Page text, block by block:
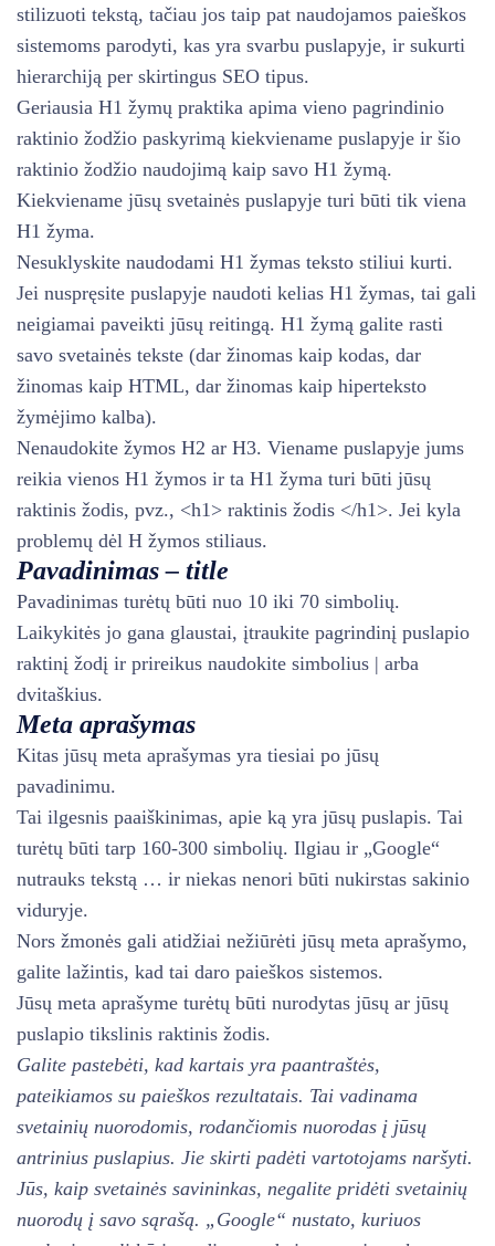
stilizuoti tekstą, tačiau jos taip pat naudojamos paieškos
sistemoms parodyti, kas yra svarbu puslapyje, ir sukurti
hierarchiją per skirtingus SEO tipus.
Geriausia H1 žymų praktika apima vieno pagrindinio
raktinio žodžio paskyrimą kiekviename puslapyje ir šio
raktinio žodžio naudojimą kaip savo H1 žymą.
Kiekviename jūsų svetainės puslapyje turi būti tik viena
H1 žyma.
Nesuklyskite naudodami H1 žymas teksto stiliui kurti.
Jei nuspręsite puslapyje naudoti kelias H1 žymas, tai gali
neigiamai paveikti jūsų reitingą. H1 žymą galite rasti
savo svetainės tekste (dar žinomas kaip kodas, dar
žinomas kaip HTML, dar žinomas kaip hiperteksto
žymėjimo kalba).
Nenaudokite žymos H2 ar H3. Viename puslapyje jums
reikia vienos H1 žymos ir ta H1 žyma turi būti jūsų
raktinis žodis, pvz., <h1> raktinis žodis </h1>. Jei kyla
problemų dėl H žymos stiliaus.
Pavadinimas – title
Pavadinimas turėtų būti nuo 10 iki 70 simbolių.
Laikykitės jo gana glaustai, įtraukite pagrindinį puslapio
raktinį žodį ir prireikus naudokite simbolius | arba
dvitaškius.
Meta aprašymas
Kitas jūsų meta aprašymas yra tiesiai po jūsų
pavadinimu.
Tai ilgesnis paaiškinimas, apie ką yra jūsų puslapis. Tai
turėtų būti tarp 160-300 simbolių. Ilgiau ir „Google“
nutrauks tekstą … ir niekas nenori būti nukirstas sakinio
viduryje.
Nors žmonės gali atidžiai nežiūrėti jūsų meta aprašymo,
galite lažintis, kad tai daro paieškos sistemos.
Jūsų meta aprašyme turėtų būti nurodytas jūsų ar jūsų
puslapio tikslinis raktinis žodis.
Galite pastebėti, kad kartais yra paantraštės,
pateikiamos su paieškos rezultatais. Tai vadinama
svetainių nuorodomis, rodančiomis nuorodas į jūsų
antrinius puslapius. Jie skirti padėti vartotojams naršyti.
Jūs, kaip svetainės savininkas, negalite pridėti svetainių
nuorodų į savo sąrašą. „Google“ nustato, kuriuos